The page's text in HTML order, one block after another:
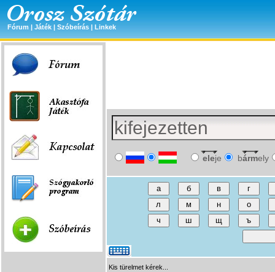
Fórum | Játék | Szóbeírás | Linkek
eleje bármely
Kis türelmet kérek...